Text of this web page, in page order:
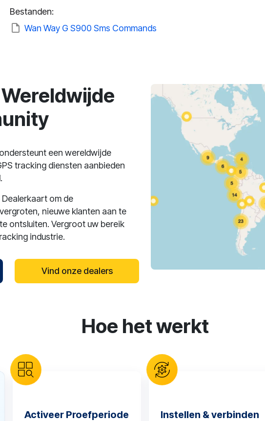
Bestanden:
Wan Way G S900 Sms Commands
een wereldwijde
tracking diensten aanbieden
om de
nieuwe klanten aan te
ontsluiten. Vergroot uw bereik
industrie.
Vind onze dealers
Hoe het werkt
Activeer Proefperiode Instellen & verbinden